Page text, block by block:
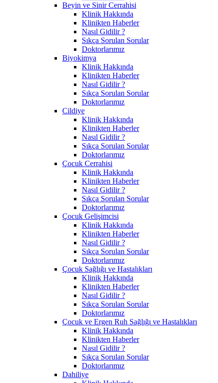
Beyin ve Sinir Cerrahisi
Klinik Hakkında
Klinikten Haberler
Nasıl Gidilir ?
Sıkça Sorulan Sorular
Doktorlarımız
Biyokimya
Klinik Hakkında
Klinikten Haberler
Nasıl Gidilir ?
Sıkça Sorulan Sorular
Doktorlarımız
Cildiye
Klinik Hakkında
Klinikten Haberler
Nasıl Gidilir ?
Sıkça Sorulan Sorular
Doktorlarımız
Çocuk Cerrahisi
Klinik Hakkında
Klinikten Haberler
Nasıl Gidilir ?
Sıkça Sorulan Sorular
Doktorlarımız
Çocuk Gelişimcisi
Klinik Hakkında
Klinikten Haberler
Nasıl Gidilir ?
Sıkça Sorulan Sorular
Doktorlarımız
Çocuk Sağlığı ve Hastalıkları
Klinik Hakkında
Klinikten Haberler
Nasıl Gidilir ?
Sıkça Sorulan Sorular
Doktorlarımız
Çocuk ve Ergen Ruh Sağlığı ve Hastalıkları
Klinik Hakkında
Klinikten Haberler
Nasıl Gidilir ?
Sıkça Sorulan Sorular
Doktorlarımız
Dahiliye